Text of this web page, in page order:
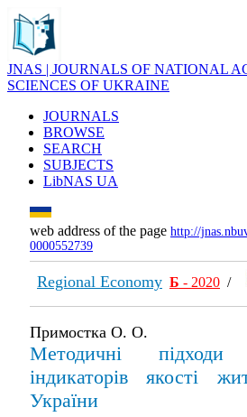
JNAS | JOURNALS OF NATIONAL
SCIENCES OF UKRAINE
JOURNALS
BROWSE
SEARCH
SUBJECTS
LibNAS UA
web address of the page http://
0000552739
Regional Economy Б - 2020 /
Примостка О. О.
Методичні
індикаторів якості
України